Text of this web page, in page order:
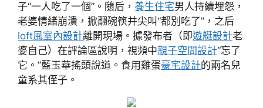
子“一人吃了一個”。隨后， 養生住宅男人持續埋怨，
老婆情緒崩潰，掀翻碗筷并尖叫“都別吃了”，之后
loft風室內設計離開現場。據發布者（即遊艇設計老
婆自己）在評論區說明，視頻中親子空間設計“忘了
它。”藍玉華搖頭說道。食用雞蛋豪宅設計的兩名兒
童系其侄子。